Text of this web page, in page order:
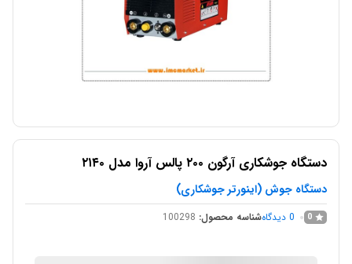
دستگاه جوشکاری آرگون ۲۰۰ پالس آروا مدل ۲۱۴۰
دستگاه جوش (اینورتر جوشکاری)
0
0 دیدگاهشناسه محصول: 100298